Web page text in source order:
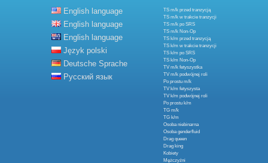
English language
English language
English language
Język polski
Deutsche Sprache
Русский язык
TS m/k przed tranzycją
TS m/k w trakcie tranzycji
TS m/k po SRS
TS m/k Non-Op
TS k/m przed tranzycją
TS k/m w trakcie tranzycji
TS k/m po SRS
TS k/m Non-Op
TV m/k fetyszystka
TV m/k podwójnej roli
Po prostu m/k
TV k/m fetyszysta
TV k/m podwójnej roli
Po prostu k/m
TG m/k
TG k/m
Osoba niebinarna
Osoba genderfluid
Drag queen
Drag king
Kobiety
Mężczyźni